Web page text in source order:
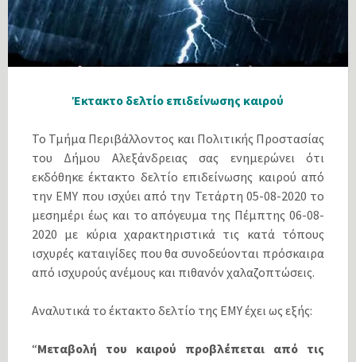
Έκτακτο δελτίο επιδείνωσης καιρού
Το Τμήμα Περιβάλλοντος και Πολιτικής Προστασίας
του Δήμου Αλεξάνδρειας σας ενημερώνει ότι
εκδόθηκε έκτακτο δελτίο επιδείνωσης καιρού από
την ΕΜΥ που ισχύει από την Τετάρτη 05-08-2020 το
μεσημέρι έως και το απόγευμα της Πέμπτης 06-08-
2020 με κύρια χαρακτηριστικά τις κατά τόπους
ισχυρές καταιγίδες που θα συνοδεύονται πρόσκαιρα
από ισχυρούς ανέμους και πιθανόν χαλαζοπτώσεις.
Αναλυτικά το έκτακτο δελτίο της ΕΜΥ έχει ως εξής:
“Μεταβολή του καιρού προβλέπεται από τις